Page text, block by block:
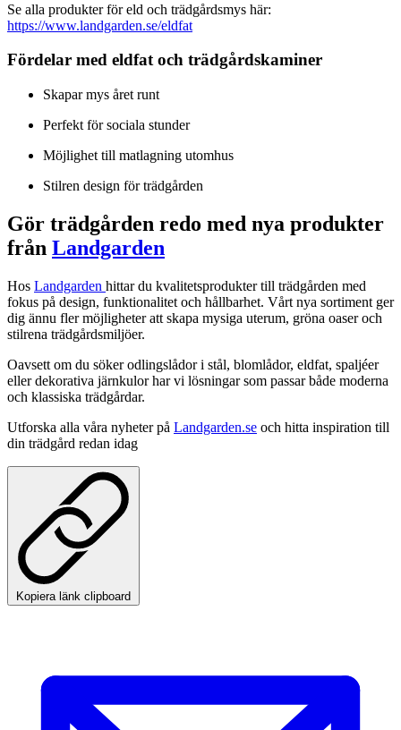
Se alla produkter för eld och trädgårdsmys här:
https://www.landgarden.se/eldfat
Fördelar med eldfat och trädgårdskaminer
Skapar mys året runt
Perfekt för sociala stunder
Möjlighet till matlagning utomhus
Stilren design för trädgården
Gör trädgården redo med nya produkter
från Landgarden
Hos Landgarden hittar du kvalitetsprodukter till trädgården med
fokus på design, funktionalitet och hållbarhet. Vårt nya sortiment ger
dig ännu fler möjligheter att skapa mysiga uterum, gröna oaser och
stilrena trädgårdsmiljöer.
Oavsett om du söker odlingslådor i stål, blomlådor, eldfat, spaljéer
eller dekorativa järnkulor har vi lösningar som passar både moderna
och klassiska trädgårdar.
Utforska alla våra nyheter på Landgarden.se och hitta inspiration till
din trädgård redan idag
Kopiera länk clipboard